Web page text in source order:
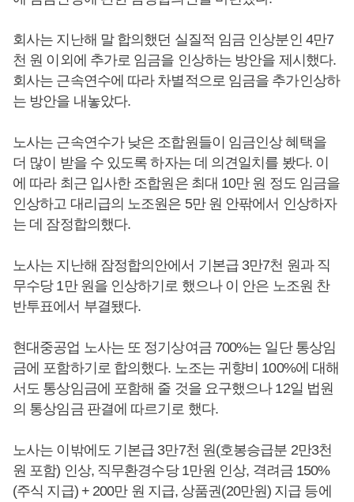
회사는 지난해 말 합의했던 실질적 임금 인상분인 4만7
천 원 이외에 추가로 임금을 인상하는 방안을 제시했다.
회사는 근속연수에 따라 차별적으로 임금을 추가인상하
는 방안을 내놓았다.
노사는 근속연수가 낮은 조합원들이 임금인상 혜택을
더 많이 받을 수 있도록 하자는 데 의견일치를 봤다. 이
에 따라 최근 입사한 조합원은 최대 10만 원 정도 임금을
인상하고 대리급의 노조원은 5만 원 안팎에서 인상하자
는 데 잠정합의했다.
노사는 지난해 잠정합의안에서 기본급 3만7천 원과 직
무수당 1만 원을 인상하기로 했으나 이 안은 노조원 찬
반투표에서 부결됐다.
현대중공업 노사는 또 정기상여금 700%는 일단 통상임
금에 포함하기로 합의했다. 노조는 귀향비 100%에 대해
서도 통상임금에 포함해 줄 것을 요구했으나 12일 법원
의 통상임금 판결에 따르기로 했다.
노사는 이밖에도 기본급 3만7천 원(호봉승급분 2만3천
원 포함) 인상, 직무환경수당 1만원 인상, 격려금 150%
(주식 지급) + 200만 원 지급, 상품권(20만원) 지급 등에